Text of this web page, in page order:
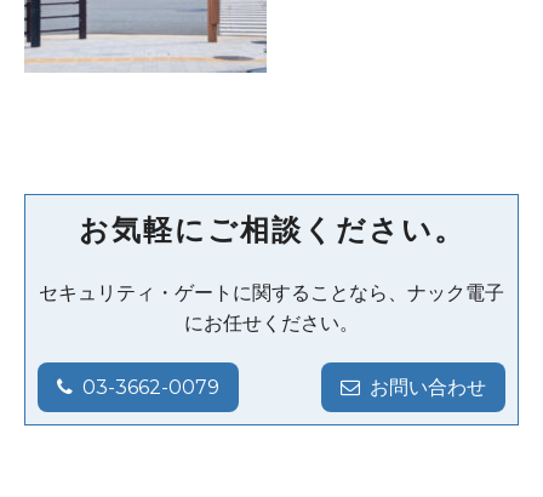
お気軽にご相談ください。
セキュリティ・ゲートに関することなら、ナック電子
にお任せください。
03-3662-0079 お問い合わせ